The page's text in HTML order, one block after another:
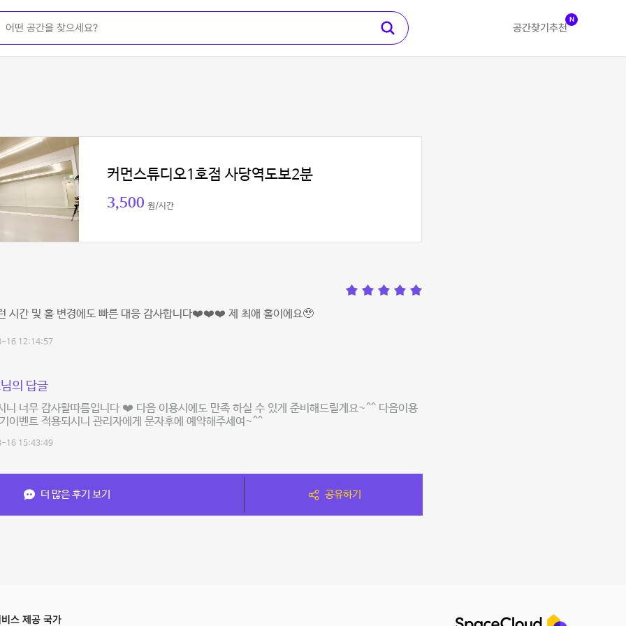
공간찾기 추천
N
커먼스튜디오1호점 사당역도보2분
3,500 원/시간
시간 및 홀 변경에도 빠른 대응 감사합니다❤️❤️❤️ 제 최애 홀이에요🥹
16 12:14:57
의 답글
니 너무 감사할따름입니다 ❤️ 다음 이용시에도 만족 하실 수 있게 준비해드릴게요~^^ 다음이용
이벤트 적용되시니 관리자에게 문자후에 예약해주세여~^^
16 15:43:49
더 많은 후기 보기 공유하기
스 제공 국가